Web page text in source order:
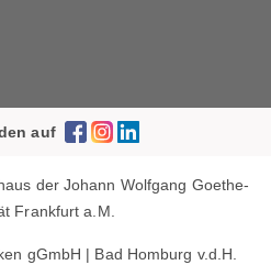
auf
der Johann Wolfgang Goethe-
Frankfurt a.M.
gGmbH | Bad Homburg v.d.H.